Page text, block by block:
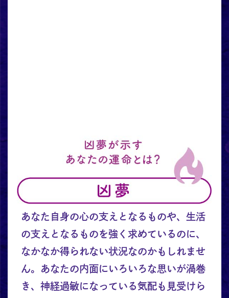
あなた自身の心の支えとなるものや、生活
の支えとなるものを強く求めているのに、
なかなか得られない状況なのかもしれませ
ん。あなたの内面にいろいろな思いが渦巻
き、神経過敏になっている気配も見受けら